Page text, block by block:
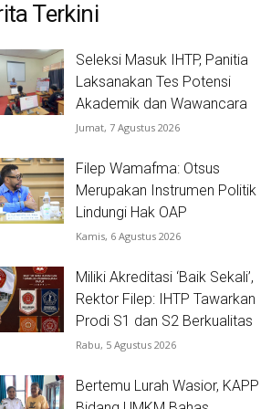
Terkini
Seleksi Masuk IHTP, Panitia
Laksanakan Tes Potensi
Akademik dan Wawancara
Jumat, 7 Agustus 2026
Filep Wamafma: Otsus
Merupakan Instrumen Politik
Lindungi Hak OAP
Kamis, 6 Agustus 2026
Miliki Akreditasi ‘Baik Sekali’,
Rektor Filep: IHTP Tawarkan
Prodi S1 dan S2 Berkualitas
Rabu, 5 Agustus 2026
Bertemu Lurah Wasior, KAPP